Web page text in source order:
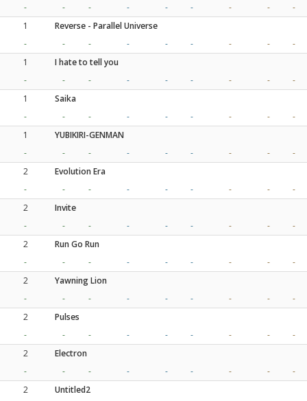
-
- - - - - - -
-
1
Reverse - Parallel Universe
-
- - - - - - -
-
1
I hate to tell you
-
- - - - - - -
-
1
Saika
-
- - - - - - -
-
1
YUBIKIRI-GENMAN
-
- - - - - - -
-
2
Evolution Era
-
- - - - - - -
-
2
Invite
-
- - - - - - -
-
2
Run Go Run
-
- - - - - - -
-
2
Yawning Lion
-
- - - - - - -
-
2
Pulses
-
- - - - - - -
-
2
Electron
-
- - - - - - -
-
2
Untitled2